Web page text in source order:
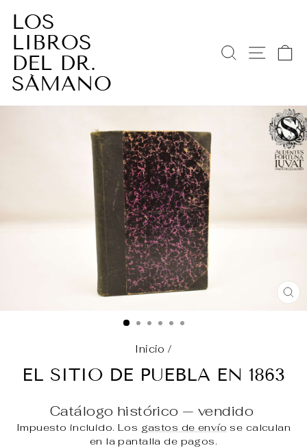
directamente
contenido
LOS
LIBROS
DEL DR.
SÁMANO
BUSCAR
Inicio /
EL SITIO DE PUEBLA EN 1863
Catálogo histórico — vendido
Impuesto incluido. Los gastos de envío se calculan
en la pantalla de pagos.